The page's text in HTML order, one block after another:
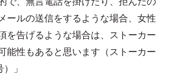
ールの送信をするような場合、女性
を告げるような場合は、ストーカー
能性もあると思います（ストーカー
」